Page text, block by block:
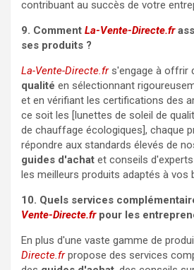
contribuant au succès de votre
9. Comment La-Vente-Directe.fr
ses produits ?
La-Vente-Directe.frs'engage à offrir
qualité en sélectionnant
et en vérifiant les certifications des
ce soit les [lunettes de soleil de
de chauffage écologiques], chaque
répondre aux standards élevés de
guides d'achat et conseils
les meilleurs produits adaptés à vos
10. Quels services
Vente-Directe.frpour les
En plus d'une vaste gamme de
Directe.frpropose des services